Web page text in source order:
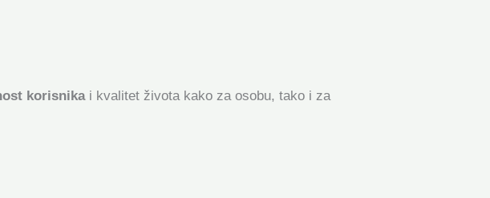
korisnikai kvalitet života kako za osobu, tako i za